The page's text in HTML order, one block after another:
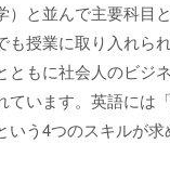
と並んで主要科目と
も授業に取り入れら
ともに社会人のビジ
ています。英語には
いう4つのスキルが